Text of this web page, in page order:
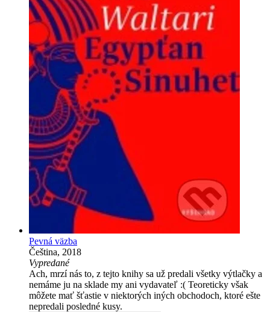
Pevná väzba
Čeština, 2018
Vypredané
Ach, mrzí nás to, z tejto knihy sa už predali všetky výtlačky a
nemáme ju na sklade my ani vydavateľ :( Teoreticky však
môžete mať šťastie v niektorých iných obchodoch, ktoré ešte
nepredali posledné kusy.